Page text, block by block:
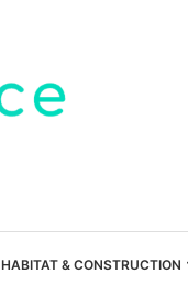
HABITAT & CONSTRUCTION